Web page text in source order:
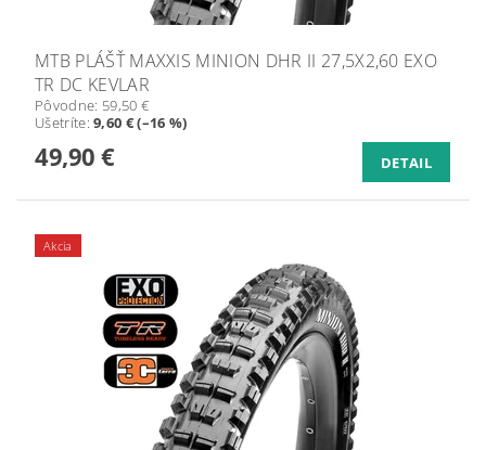
MTB PLÁŠŤ MAXXIS MINION DHR II 27,5X2,60 EXO
TR DC KEVLAR
Pôvodne: 59,50 €
Ušetríte:9,60 € (–16 %)
49,90 € DETAIL
Akcia